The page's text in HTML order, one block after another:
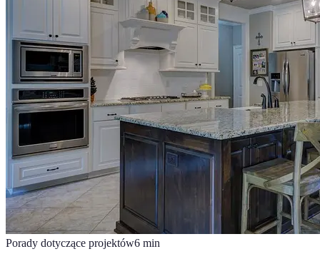
Porady dotyczące projektów6 min